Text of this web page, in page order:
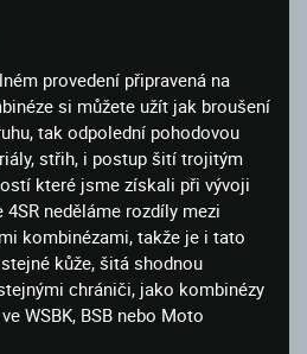
provedení připravená na
si můžete užít jak broušení
tak odpolední pohodovou
střih, i postup šití trojitým
které jsme získali při vývoji
neděláme rozdíly mezi
kombinézami, takže je i tato
kůže, šitá shodnou
chrániči, jako kombinézy
WSBK, BSB nebo Moto